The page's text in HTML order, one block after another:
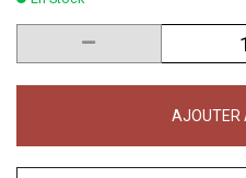
AJOUTER